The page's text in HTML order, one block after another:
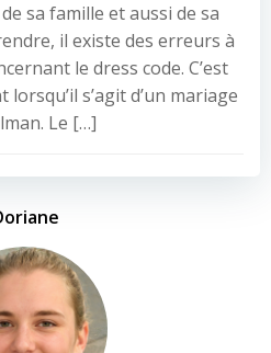
sa famille et aussi de sa
il existe des erreurs à
le dress code. C’est
s’agit d’un mariage
Le […]